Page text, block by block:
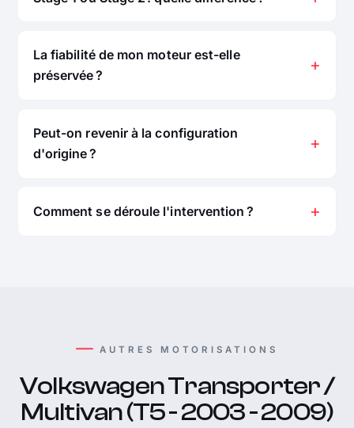
La fiabilité de mon moteur est-elle
préservée ?
Peut-on revenir à la configuration
d'origine ?
Comment se déroule l'intervention ?
AUTRES MOTORISATIONS
Volkswagen Transporter /
Multivan (T5 - 2003 - 2009)